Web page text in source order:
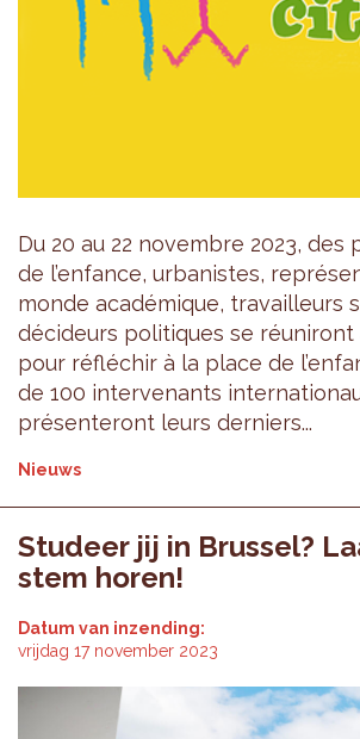
Du 20 au 22 novembre 2023, des
de l’enfance, urbanistes,
monde académique, travailleurs
décideurs politiques se réuniront
pour réfléchir à la place de
de 100 intervenants
présenteront leurs derniers...
Nieuws
Studeer jij in Brussel?
stem horen!
Datum van inzending:
vrijdag 17 november 2023